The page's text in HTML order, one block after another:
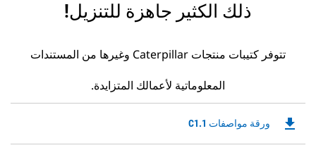
ذلك الكثير جاهزة للتنزيل!
تتوفر كتيبات منتجات Caterpillar وغيرها من المستندات
المعلوماتية لأعمالك المتزايدة.
ورقة مواصفات C1.1Downloadable
file_download